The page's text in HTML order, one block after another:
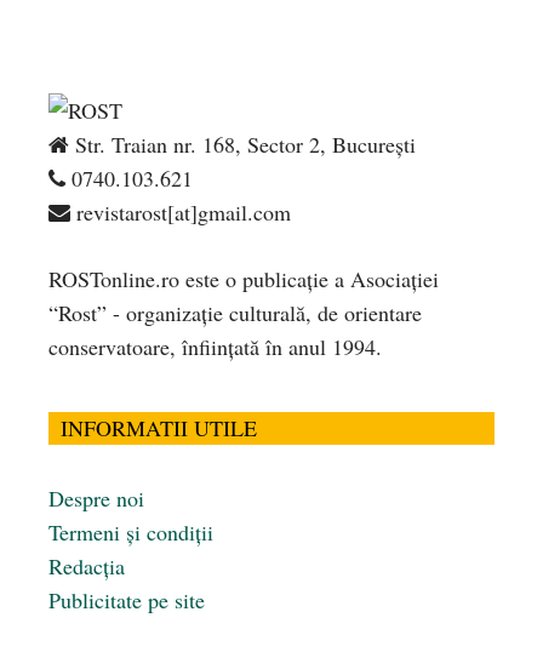
Str. Traian nr. 168, Sector 2, București
0740.103.621
revistarost[at]gmail.com
ROSTonline.ro este o publicaţie a Asociaţiei
“Rost” - organizaţie culturală, de orientare
conservatoare, înfiinţată în anul 1994.
INFORMATII UTILE
Despre noi
Termeni și condiții
Redacția
Publicitate pe site